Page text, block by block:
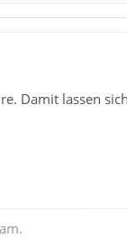
Damit lassen